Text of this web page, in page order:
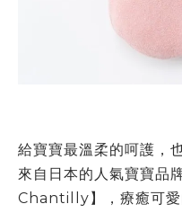
給寶寶最溫柔的呵護，
來自日本的人氣寶寶品
Chantilly 】，療癒可